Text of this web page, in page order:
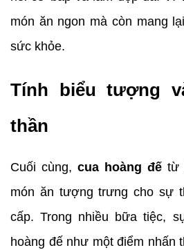
món ăn ngon mà còn mang
sức khỏe.
Tính biểu tượng
thần
Cuối cùng, cua hoàng đế từ
món ăn tượng trưng cho sự
cấp. Trong nhiều bữa tiệc,
hoàng đế như một điểm nhấn